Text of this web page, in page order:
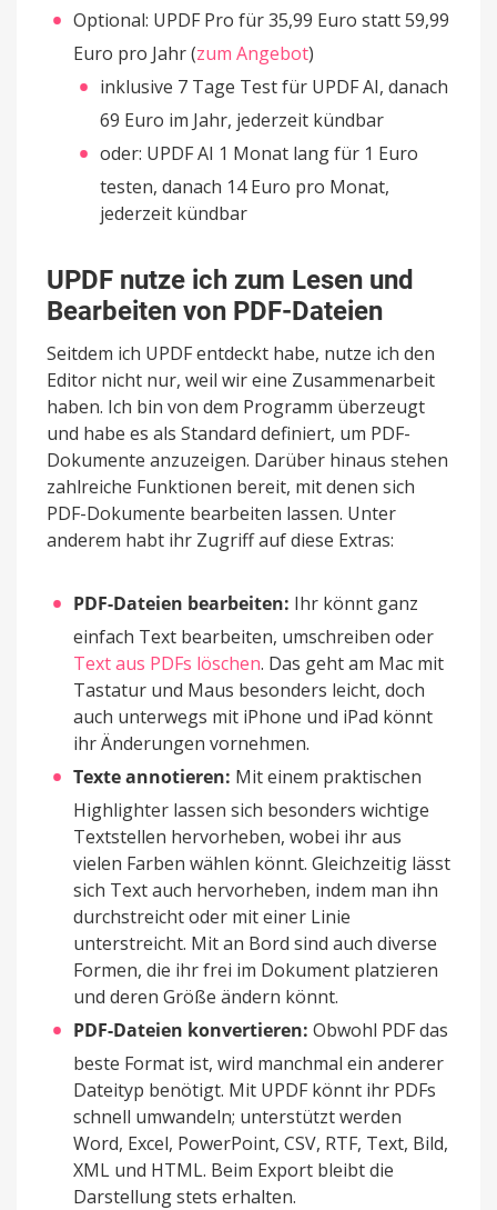
Optional: UPDF Pro für 35,99 Euro statt 59,99
Euro pro Jahr (zum Angebot)
inklusive 7 Tage Test für UPDF AI, danach
69 Euro im Jahr, jederzeit kündbar
oder: UPDF AI 1 Monat lang für 1 Euro
testen, danach 14 Euro pro Monat,
jederzeit kündbar
UPDF nutze ich zum Lesen und
Bearbeiten von PDF-Dateien
Seitdem ich UPDF entdeckt habe, nutze ich den
Editor nicht nur, weil wir eine Zusammenarbeit
haben. Ich bin von dem Programm überzeugt
und habe es als Standard definiert, um PDF-
Dokumente anzuzeigen. Darüber hinaus stehen
zahlreiche Funktionen bereit, mit denen sich
PDF-Dokumente bearbeiten lassen. Unter
anderem habt ihr Zugriff auf diese Extras:
PDF-Dateien bearbeiten: Ihr könnt ganz
einfach Text bearbeiten, umschreiben oder
Text aus PDFs löschen. Das geht am Mac mit
Tastatur und Maus besonders leicht, doch
auch unterwegs mit iPhone und iPad könnt
ihr Änderungen vornehmen.
Texte annotieren: Mit einem praktischen
Highlighter lassen sich besonders wichtige
Textstellen hervorheben, wobei ihr aus
vielen Farben wählen könnt. Gleichzeitig lässt
sich Text auch hervorheben, indem man ihn
durchstreicht oder mit einer Linie
unterstreicht. Mit an Bord sind auch diverse
Formen, die ihr frei im Dokument platzieren
und deren Größe ändern könnt.
PDF-Dateien konvertieren: Obwohl PDF das
beste Format ist, wird manchmal ein anderer
Dateityp benötigt. Mit UPDF könnt ihr PDFs
schnell umwandeln; unterstützt werden
Word, Excel, PowerPoint, CSV, RTF, Text, Bild,
XML und HTML. Beim Export bleibt die
Darstellung stets erhalten.